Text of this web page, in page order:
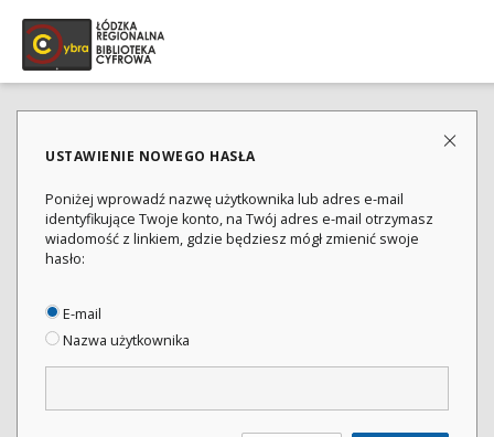
USTAWIENIE NOWEGO HASŁA
Poniżej wprowadź nazwę użytkownika lub adres e-mail
identyfikujące Twoje konto, na Twój adres e-mail otrzymasz
wiadomość z linkiem, gdzie będziesz mógł zmienić swoje
hasło:
E-mail
Nazwa użytkownika